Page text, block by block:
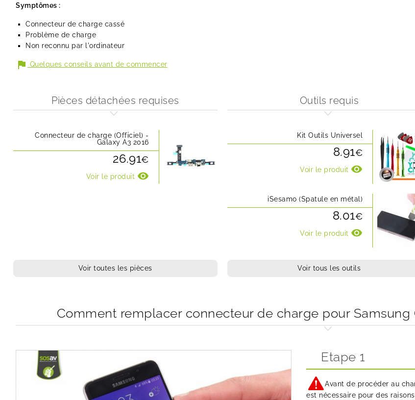
Symptômes :
Connecteur de charge cassé
Problème de charge
Non reconnu par l'ordinateur
flag Quelques conseils avant de commencer
Pièces détachées requises
Connecteur de charge (Officiel) -
Galaxy A3 2016
26.91€
Voir le produit visibility
Voir toutes les pièces
Outils requis
Kit Outils Universel
8.91€
Voir le produit visibility
iSesamo (Spatule en métal)
8.01€
Voir le produit visibility
Voir tous les outils
Comment remplacer connecteur de charge pour Samsung
Etape 1
Avant de procéder au
est nécessaire pour des